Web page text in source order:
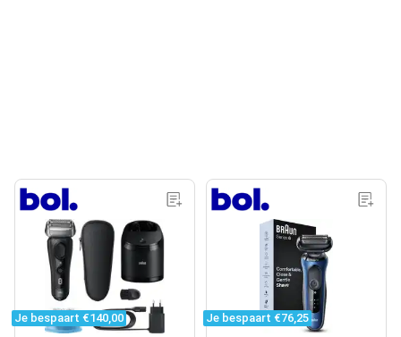
Je bespaart €140,00 Je bespaart €76,25